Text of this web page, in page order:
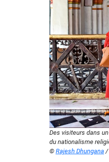
Des visiteurs dans
du nationalisme
© Rajesh Dhungana /